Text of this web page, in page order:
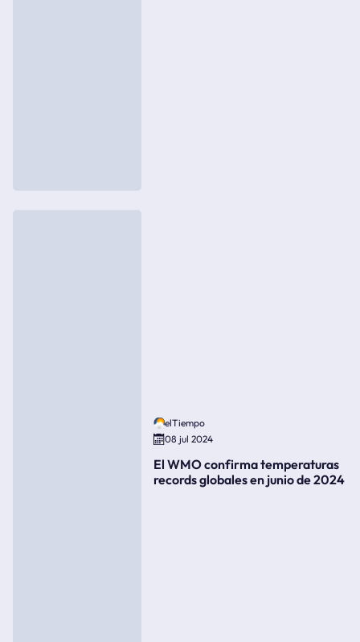
elTiempo
08 jul 2024
El WMO confirma temperaturas
records globales en junio de 2024